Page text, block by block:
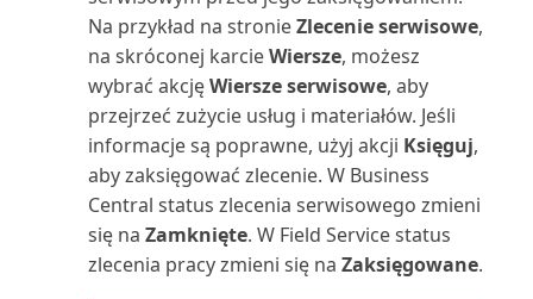
miesięcy
Raportowanie finansowe: często
zadawane pytania
Rejestrowanie i zwrot wydatków
pracowników
Rejestrowanie wydatków lub
przychodów bezpośred...
Łączenie programów Excel,
Word, Outlook, OneDri...
Łączenie z Power BI z Business
Central on-premi...
Śledzenie wierszy zamówienia
do powiązanych dok...
Wprowadzanie dat i godzin w
Business Central
Wprowadzenie do tworzenia
układów raportów
Wysyłanie dokumentów i
wiadomości e-mail
(raport)
Obciążenie gniazda
roboczego/Wykres (raport)
Oblicz i zaksięguj rozliczenie
podatkowe (raport)
Oferta serwisowa (raport
Na przykład na stronieZlecenie serwisowe,
na skróconej karcieWiersze, możesz
wybrać akcjęWiersze serwisowe, aby
przejrzeć zużycie usług i materiałów. Jeśli
informacje są poprawne, użyj akcji Księguj,
aby zaksięgować zlecenie. W Business
Central status zlecenia serwisowego zmieni
się na Zamknięte. W Field Service status
zlecenia pracy zmieni się na Zaksięgowane.